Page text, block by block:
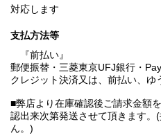
対応します
支払方法等
『前払い』
郵便振替・三菱東京UFJ銀行・
クレジット決済又は、前払い、ゆ
■弊店より在庫確認後ご請求金額
認出来次第発送させて頂きます
ん。)